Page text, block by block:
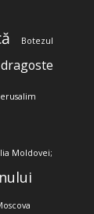
Botezul
dragoste
Moldovei;